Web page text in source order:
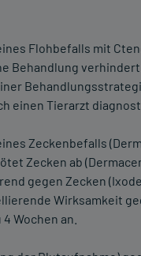
Flohbefalls mit
Behandlung
einen Tierarzt
Zeckenbefalls
Zecken ab
gegen Zecken
Wirksamkeit
Wochen an.